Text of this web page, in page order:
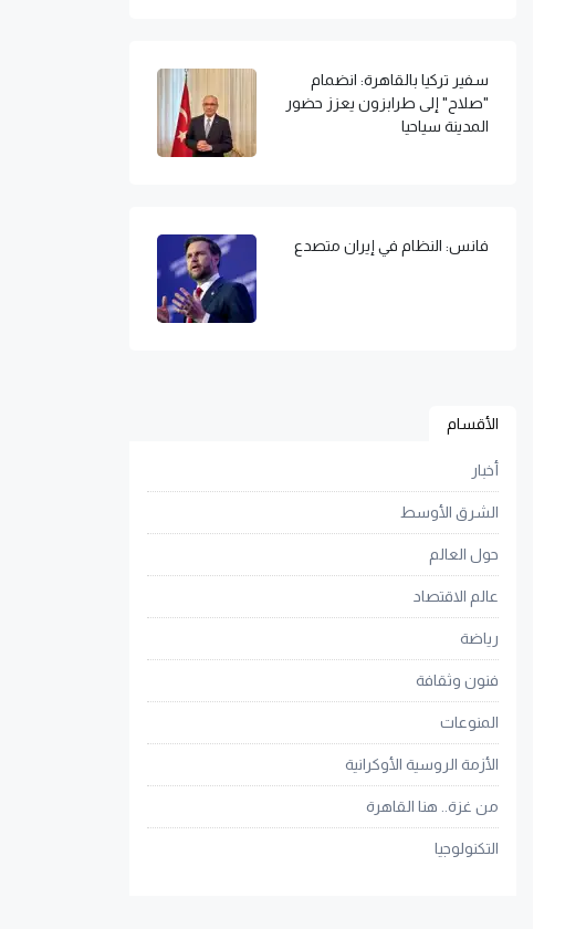
سفير تركيا بالقاهرة: انضمام
"صلاح" إلى طرابزون يعزز حضور
المدينة سياحيا
فانس: النظام في إيران متصدع
الأقسام
أخبار
الشرق الأوسط
حول العالم
عالم الاقتصاد
رياضة
فنون وثقافة
المنوعات
الأزمة الروسية الأوكرانية
من غزة.. هنا القاهرة
التكنولوجيا